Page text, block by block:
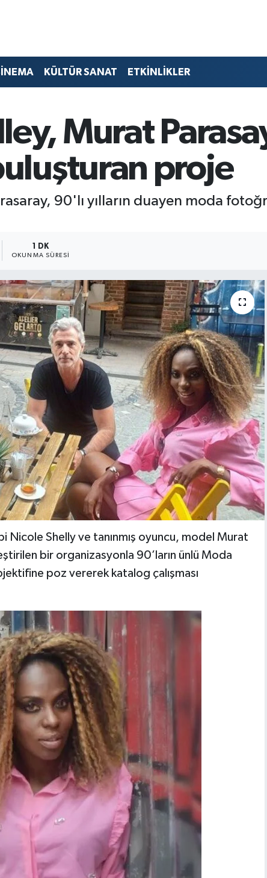
KÜLTÜR SANAT ETKİNLİKLER
Murat
proje
90'lı yılların duayen moda
1 DK
OKUNMA SÜRESI
Nicole Shelly ve tanınmış oyuncu, model Murat
bir organizasyonla 90’ların ünlü Moda
poz vererek katalog çalışması